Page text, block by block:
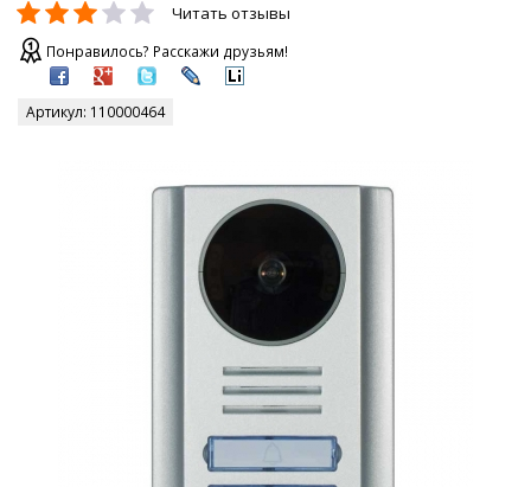
Читать отзывы
Понравилось? Расскажи друзьям!
Артикул: 110000464